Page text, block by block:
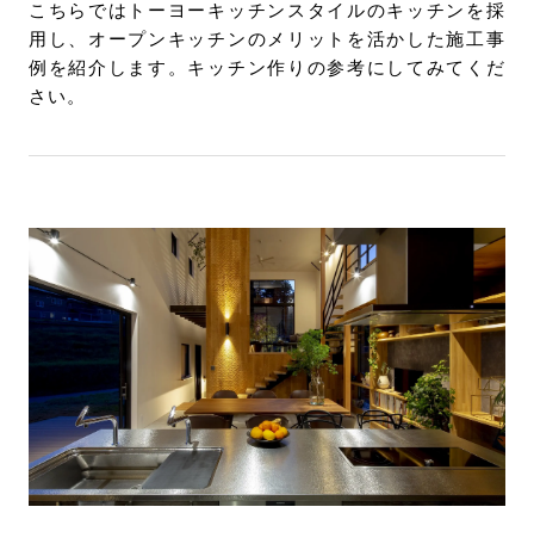
こちらではトーヨーキッチンスタイルのキッチンを採
用し、オープンキッチンのメリットを活かした施工事
例を紹介します。キッチン作りの参考にしてみてくだ
さい。